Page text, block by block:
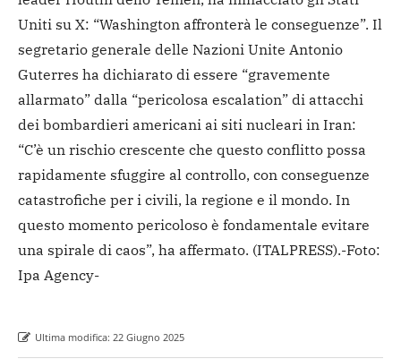
Uniti su X: “Washington affronterà le conseguenze”. Il
segretario generale delle Nazioni Unite Antonio
Guterres ha dichiarato di essere “gravemente
allarmato” dalla “pericolosa escalation” di attacchi
dei bombardieri americani ai siti nucleari in Iran:
“C’è un rischio crescente che questo conflitto possa
rapidamente sfuggire al controllo, con conseguenze
catastrofiche per i civili, la regione e il mondo. In
questo momento pericoloso è fondamentale evitare
una spirale di caos”, ha affermato. (ITALPRESS).-Foto:
Ipa Agency-
Ultima modifica: 22 Giugno 2025